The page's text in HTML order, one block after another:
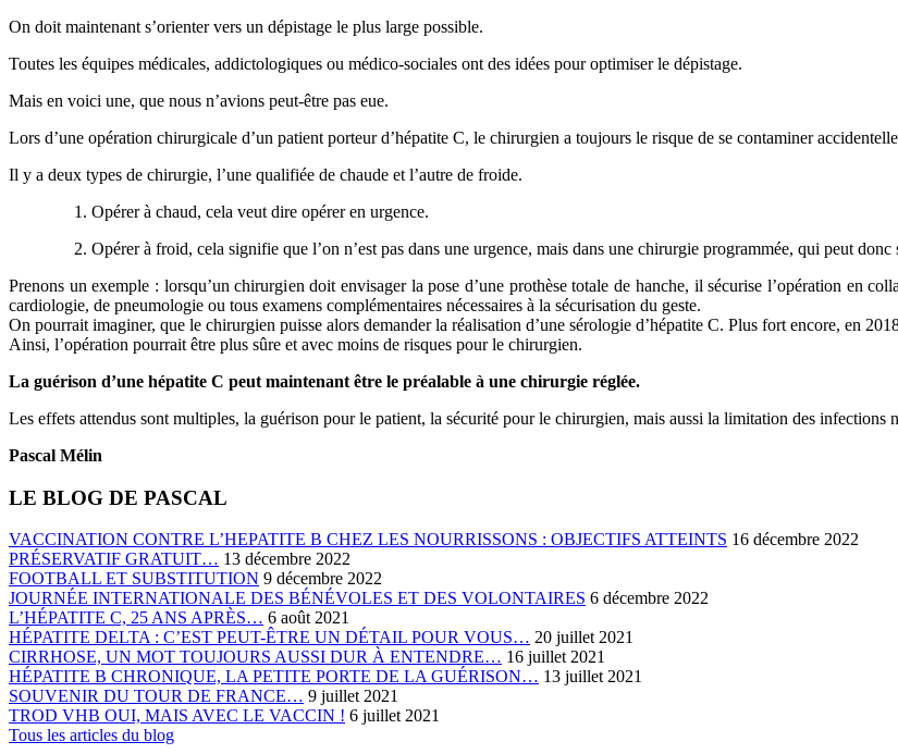
On doit maintenant s’orienter vers un dépistage le plus large possible.
Toutes les équipes médicales, addictologiques ou médico-sociales ont des idées pour optimiser le dépistage.
Mais en voici une, que nous n’avions peut-être pas eue.
Lors d’une opération chirurgicale d’un patient porteur d’hépatite C, le chirurgien a toujours le risque de se contaminer
Il y a deux types de chirurgie, l’une qualifiée de chaude et l’autre de froide.
1. Opérer à chaud, cela veut dire opérer en urgence.
2. Opérer à froid, cela signifie que l’on n’est pas dans une urgence, mais dans une chirurgie programmée, qui peut
Prenons un exemple : lorsqu’un chirurgien doit envisager la pose d’une prothèse totale de hanche, il sécurise l’opération en
cardiologie, de pneumologie ou tous examens complémentaires nécessaires à la sécurisation du geste.
On pourrait imaginer, que le chirurgien puisse alors demander la réalisation d’une sérologie d’hépatite C. Plus fort encore, en
Ainsi, l’opération pourrait être plus sûre et avec moins de risques pour le chirurgien.
La guérison d’une hépatite C peut maintenant être le préalable à une chirurgie réglée.
Les effets attendus sont multiples, la guérison pour le patient, la sécurité pour le chirurgien, mais aussi la limitation des infections
Pascal Mélin
LE BLOG DE PASCAL
VACCINATION CONTRE L’HEPATITE B CHEZ LES NOURRISSONS : OBJECTIFS ATTEINTS 16 décembre 2022
PRÉSERVATIF GRATUIT… 13 décembre 2022
FOOTBALL ET SUBSTITUTION 9 décembre 2022
JOURNÉE INTERNATIONALE DES BÉNÉVOLES ET DES VOLONTAIRES 6 décembre 2022
L’HÉPATITE C, 25 ANS APRÈS… 6 août 2021
HÉPATITE DELTA : C’EST PEUT-ÊTRE UN DÉTAIL POUR VOUS… 20 juillet 2021
CIRRHOSE, UN MOT TOUJOURS AUSSI DUR À ENTENDRE… 16 juillet 2021
HÉPATITE B CHRONIQUE, LA PETITE PORTE DE LA GUÉRISON… 13 juillet 2021
SOUVENIR DU TOUR DE FRANCE… 9 juillet 2021
TROD VHB OUI, MAIS AVEC LE VACCIN ! 6 juillet 2021
Tous les articles du blog